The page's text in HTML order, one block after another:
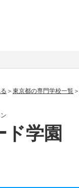
東京都の専門学校一覧
ド学園